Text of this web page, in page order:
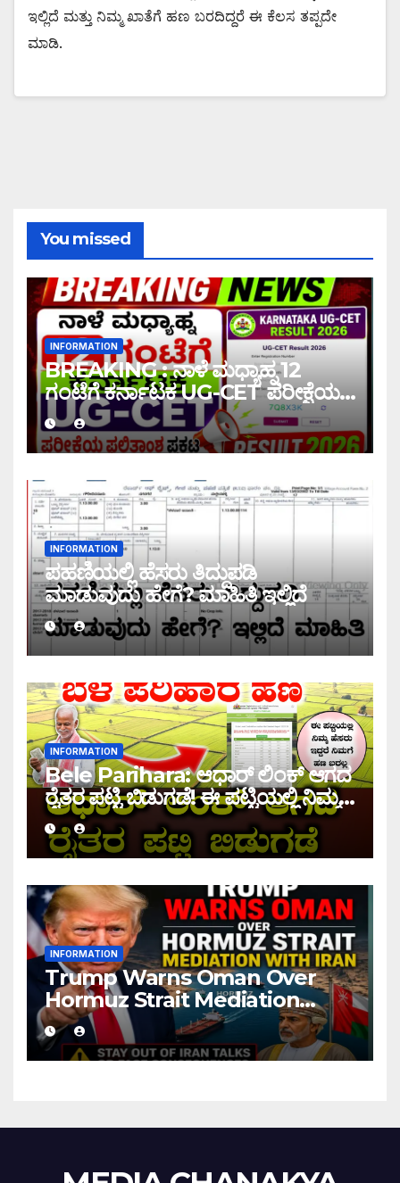
ಇಲ್ಲಿದೆ ಮತ್ತು ನಿಮ್ಮ ಖಾತೆಗೆ ಹಣ ಬರದಿದ್ದರೆ ಈ ಕೆಲಸ ತಪ್ಪದೇ
ಮಾಡಿ.
You missed
INFORMATION
BREAKING : ನಾಳೆ ಮಧ್ಯಾಹ್ನ 12
ಗಂಟೆಗೆ ಕರ್ನಾಟಕ UG-CET ಪರೀಕ್ಷೆಯ
ಫಲಿತಾಂಶ ಪ್ರಕಟ |UG-CET Result
2026
INFORMATION
ಪಹಣಿಯಲ್ಲಿ ಹೆಸರು ತಿದ್ದುಪಡಿ
ಮಾಡುವುದು ಹೇಗೆ? ಮಾಹಿತಿ ಇಲ್ಲಿದೆ
INFORMATION
Bele Parihara: ಆಧಾರ್ ಲಿಂಕ್ ಆಗದ
ರೈತರ ಪಟ್ಟಿ ಬಿಡುಗಡೆ! ಈ ಪಟ್ಟಿಯಲ್ಲಿ ನಿಮ್ಮ
ಹೆಸರು ಇದ್ದರೆ ನಿಮಗೆ ಹಣ ಜಮಾ ಆಗಲ್ಲ !
INFORMATION
Trump Warns Oman Over
Hormuz Strait Mediation
With Iran